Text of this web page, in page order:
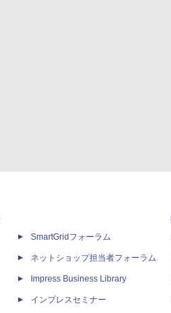
SmartGridフォーラム
ネットショップ担当者フォーラム
Impress Business Library
インプレスセミナー